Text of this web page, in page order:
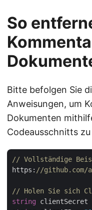
So
Bitte befolgen Sie
Anweisungen, um
Dokumenten
Codeausschnitts
// Vollständige
https: //github.com/
// Holen Sie sich
string clientSecret